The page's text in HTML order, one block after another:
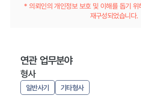
* 의뢰인의 개인정보 보호 및 이해를 돕기
재구성되었습니다.
연관 업무분야
형사
일반사기 기타형사